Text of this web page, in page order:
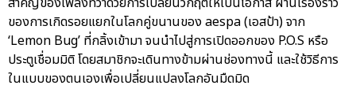
ของการเกิดรอยแยกในโลกคู่ขนานของ aespa (เอสป้า) จาก
‘Lemon Bug’ ที่กลิ้งเข้ามา จนนำไปสู่การเปิดออกของ P.O.S หรือ
ประตูเชื่อมมิติ โดยสมาชิกจะเดินทางข้ามผ่านช่องทางนี้ และใช้วิธีการ
ในแบบของตนเองเพื่อเปลี่ยนแปลงโลกอันมืดมิด